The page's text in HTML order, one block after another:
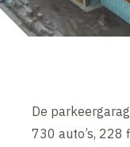
De
730 auto’s, 228